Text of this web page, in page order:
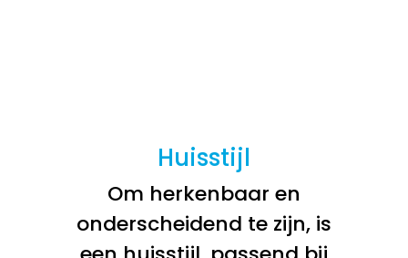
Huisstijl
Om herkenbaar en
onderscheidend te zijn, is